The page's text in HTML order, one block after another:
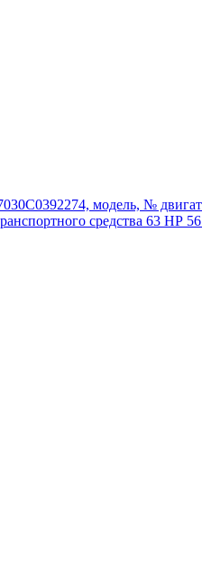
модель, №
средства 63 НР